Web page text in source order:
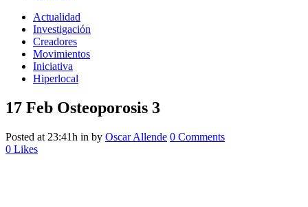
Actualidad
Investigación
Creadores
Movimientos
Iniciativa
Hiperlocal
17 Feb Osteoporosis 3
Posted at 23:41h in by Oscar Allende 0 Comments
0 Likes